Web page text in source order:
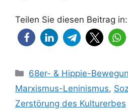
Teilen Sie diesen Beitrag in:
Kategorien
68er- & Hippie-
Marxismus-Leninismus,
Zerstörung des Kulturerbes